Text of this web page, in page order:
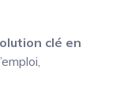
clé en